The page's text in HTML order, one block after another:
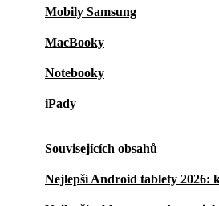
Mobily Samsung
MacBooky
Notebooky
iPady
Souvisejících obsahů
Nejlepší Android tablety 2026: